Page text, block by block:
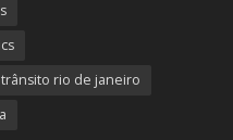
trânsito rio de janeiro